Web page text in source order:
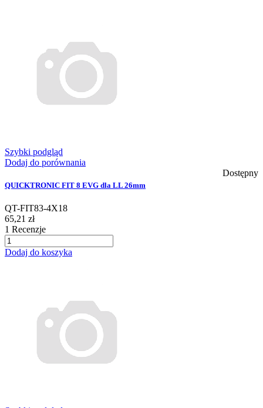
Szybki podgląd
Dodaj do porównania
Dostępny
QUICKTRONIC FIT 8 EVG dla LL 26mm
QT-FIT83-4X18
65,21 zł
1 Recenzje
Dodaj do koszyka